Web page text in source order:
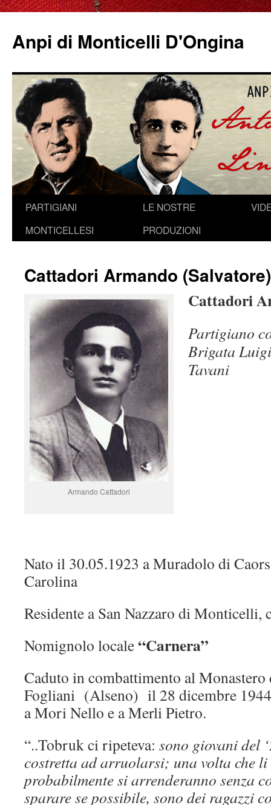
Anpi di Monticelli D'Ongina
VaiPARTIGIANI
MONTICELLESI
LE NOSTRE
PRODUZIONI
Cattadori Armando (Salvatore)
Armando Cattadori
Cattadori
Partigiano
Brigata
Tavani
Nato il 30.05.1923 a Muradolo di
Carolina
Residente a San Nazzaro di Monticelli,
Nomignolo locale“Carnera”
Caduto in combattimento al Monastero
Fogliani (Alseno) il 28 dicembre 1944
a Mori Nello e a Merli Pietro.
“..Tobruk ci ripeteva: sono giovani del
costretta ad arruolarsi; una volta che
probabilmente si arrenderanno senza
sparare se possibile, sono dei ragazzi